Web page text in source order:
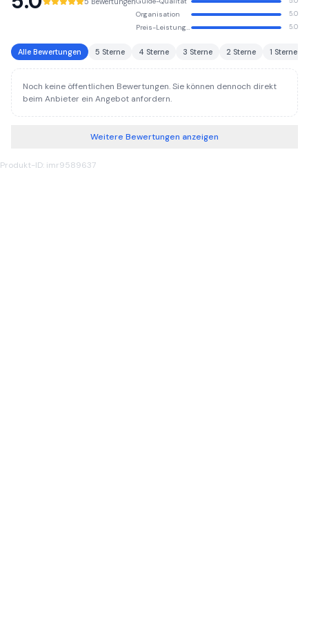
Organisation 5.0
Preis-Leistungs-Verhältnis 5.0
Alle Bewertungen 5 Sterne 4 Sterne 3 Sterne 2 Sterne 1 Sterne
Noch keine öffentlichen Bewertungen. Sie können dennoch direkt
beim Anbieter ein Angebot anfordern.
Weitere Bewertungen anzeigen
Produkt-ID: imr9589637